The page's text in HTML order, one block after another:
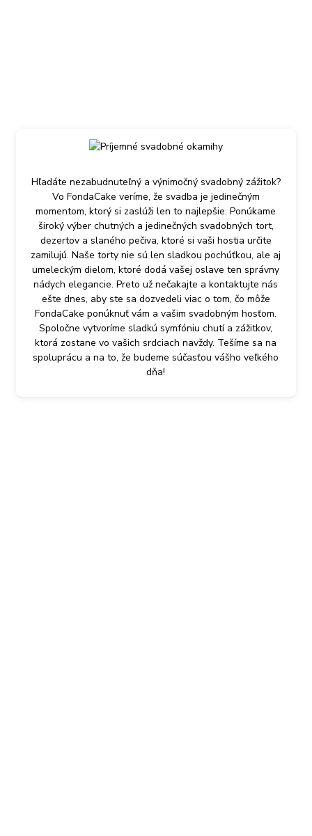
Hľadáte nezabudnuteľný a výnimočný svadobný zážitok?
Vo FondaCake veríme, že svadba je jedinečným
momentom, ktorý si zaslúži len to najlepšie. Ponúkame
široký výber chutných a jedinečných svadobných tort,
dezertov a slaného pečiva, ktoré si vaši hostia určite
zamilujú. Naše torty nie sú len sladkou pochúťkou, ale aj
umeleckým dielom, ktoré dodá vašej oslave ten správny
nádych elegancie. Preto už nečakajte a kontaktujte nás
ešte dnes, aby ste sa dozvedeli viac o tom, čo môže
FondaCake ponúknuť vám a vašim svadobným hosťom.
Spoločne vytvoríme sladkú symfóniu chutí a zážitkov,
ktorá zostane vo vašich srdciach navždy. Tešíme sa na
spoluprácu a na to, že budeme súčasťou vášho veľkého
dňa!